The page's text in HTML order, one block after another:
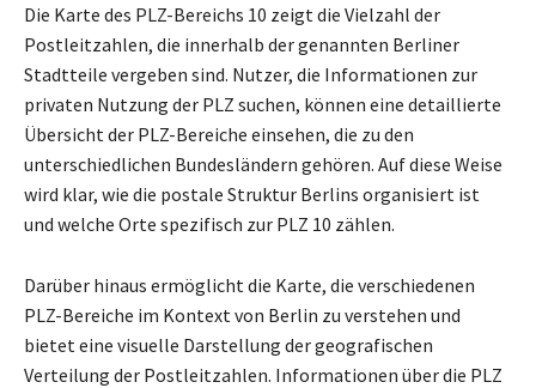
Die Karte des PLZ-Bereichs 10 zeigt die Vielzahl der
Postleitzahlen, die innerhalb der genannten Berliner
Stadtteile vergeben sind. Nutzer, die Informationen zur
privaten Nutzung der PLZ suchen, können eine detaillierte
Übersicht der PLZ-Bereiche einsehen, die zu den
unterschiedlichen Bundesländern gehören. Auf diese Weise
wird klar, wie die postale Struktur Berlins organisiert ist
und welche Orte spezifisch zur PLZ 10 zählen.
Darüber hinaus ermöglicht die Karte, die verschiedenen
PLZ-Bereiche im Kontext von Berlin zu verstehen und
bietet eine visuelle Darstellung der geografischen
Verteilung der Postleitzahlen. Informationen über die PLZ